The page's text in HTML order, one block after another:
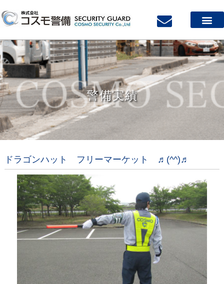
警備実績
ドラゴンハット フリーマーケット ♬(^^)♬